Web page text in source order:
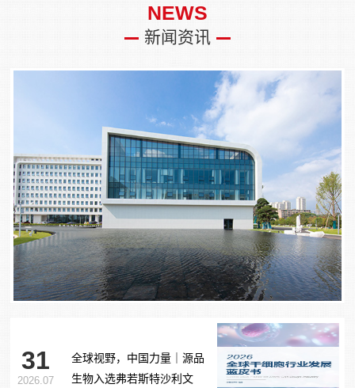
NEWS
新闻资讯
31
2026.07
全球视野，中国力量｜源品
生物入选弗若斯特沙利文